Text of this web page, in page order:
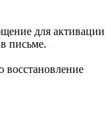
для активации
письме.